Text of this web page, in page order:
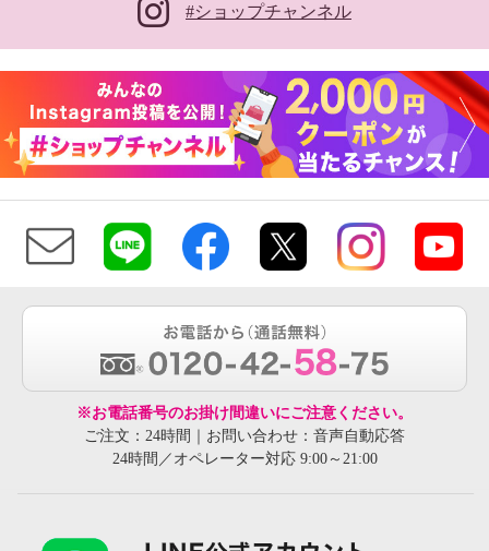
#ショップチャンネル
※お電話番号のお掛け間違いにご注意ください。
ご注文：24時間｜お問い合わせ：音声自動応答
24時間／オペレーター対応 9:00～21:00